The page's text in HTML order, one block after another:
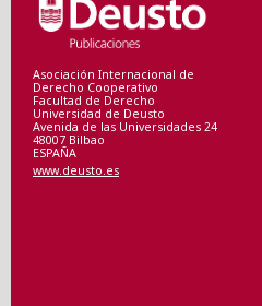
Asociación Internacional de
Derecho Cooperativo
Facultad de Derecho
Universidad de Deusto
Avenida de las Universidades 24
48007 Bilbao
ESPAÑA
www.deusto.es